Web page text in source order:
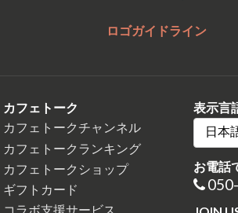
ロゴガイドライン
カフェトーク
カフェトークチャンネル
カフェトークランキング
カフェトークショップ
ギフトカード
コラボ支援サービス
表示言
お電話